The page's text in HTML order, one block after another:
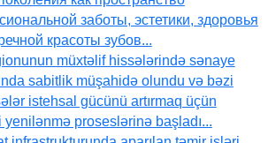
заботы, эстетики, здоровья
красоты зубов...
müxtəlif hissələrində sənaye
sabitlik müşahidə olundu və bəzi
istehsal gücünü artırmaq üçün
yenilənmə proseslərinə başladı...